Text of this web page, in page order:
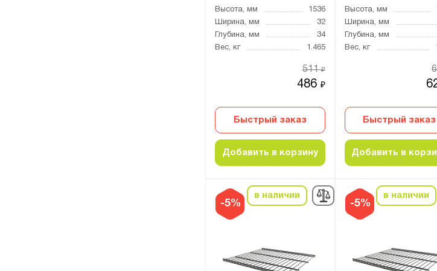
Высота, мм
1536
Ширина, мм
32
Глубина, мм
34
Вес, кг
1.465
486 ₽
511₽
Быстрый заказ
Добавить в корзину
Высота, мм
Ширина, мм
Глубина, мм
Вес, кг
Быстрый заказ
Добавить в
-5%
в наличии
-5%
в наличии